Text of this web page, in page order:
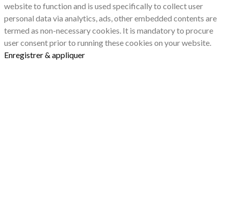
website to function and is used specifically to collect user
personal data via analytics, ads, other embedded contents are
termed as non-necessary cookies. It is mandatory to procure
user consent prior to running these cookies on your website.
Enregistrer & appliquer